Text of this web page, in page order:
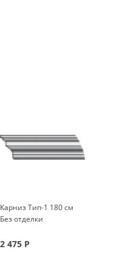
Карниз Тип-1 180 см
Без отделки
2 475 Р